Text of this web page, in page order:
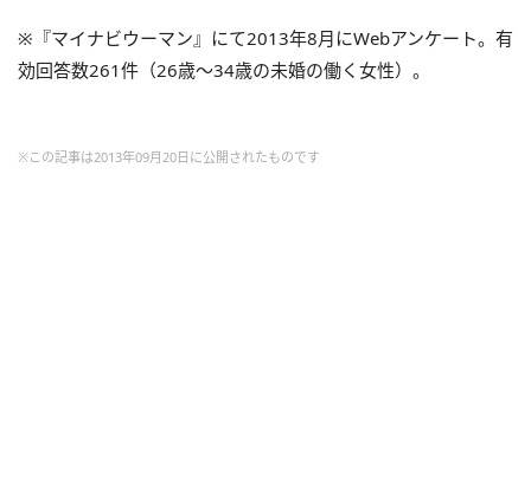
※『マイナビウーマン』にて2013年8月にWebアンケート。有
効回答数261件（26歳～34歳の未婚の働く女性）。
※この記事は2013年09月20日に公開されたものです